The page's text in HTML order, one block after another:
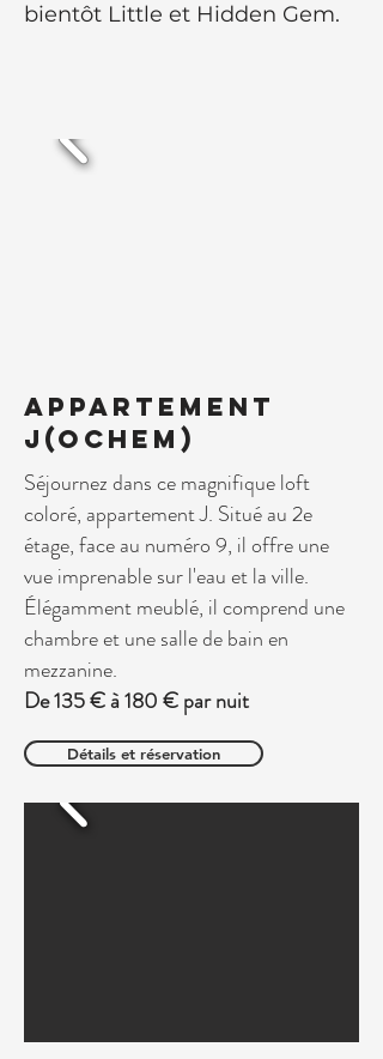
bientôt Little et Hidden Gem.
Appartement
J(ochem)
Séjournez dans ce magnifique loft
coloré, appartement J. Situé au 2e
étage, face au numéro 9, il offre une
vue imprenable sur l'eau et la ville.
Élégamment meublé, il comprend une
chambre et une salle de bain en
mezzanine.
De 135 € à 180 € par nuit
Détails et réservation